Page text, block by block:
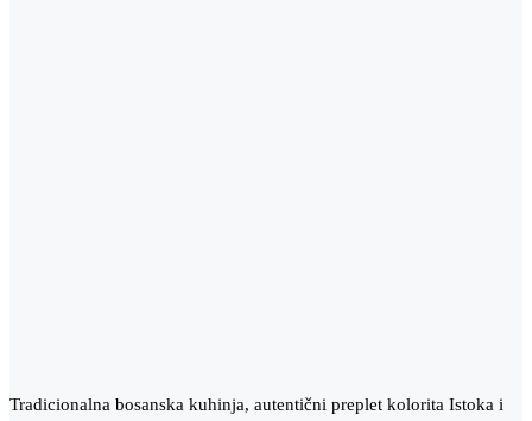
Tradicionalna bosanska kuhinja, autentični preplet kolorita Istoka i